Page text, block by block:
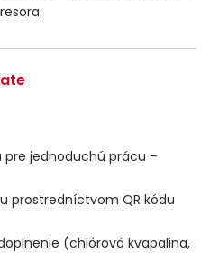
pre jednoduchú prácu –
prostredníctvom QR kódu
(chlórová kvapalina,